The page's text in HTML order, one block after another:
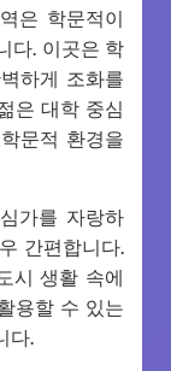
은 학문적이
다. 이곳은 학
하게 조화를
은 대학 중심
문적 환경을
가를 자랑하
간편합니다.
시 생활 속에
용할 수 있는
다.